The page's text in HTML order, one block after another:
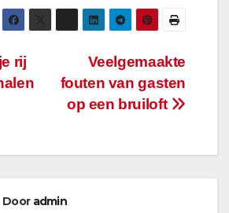
Veelgemaakte
fouten van gasten
op een bruiloft
rij
Door admin